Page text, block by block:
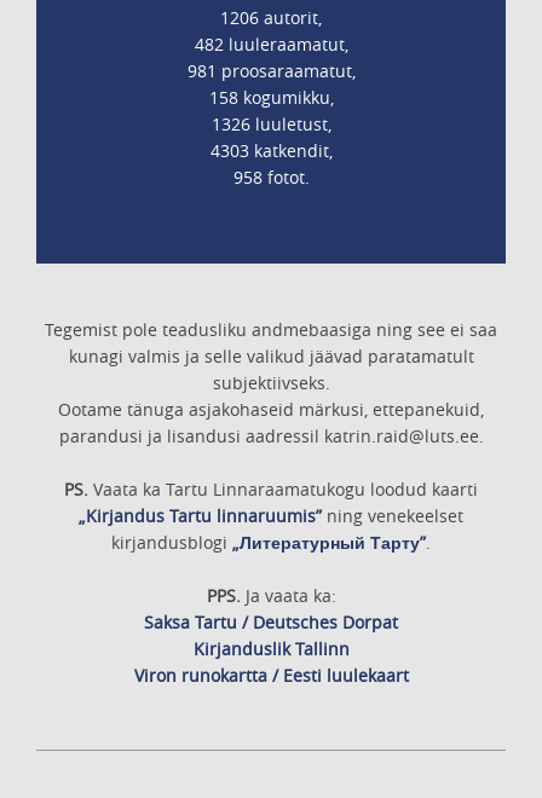
1206 autorit,
482 luuleraamatut,
981 proosaraamatut,
158 kogumikku,
1326 luuletust,
4303 katkendit,
958 fotot.
Tegemist pole teadusliku andmebaasiga ning see ei saa
kunagi valmis ja selle valikud jäävad paratamatult
subjektiivseks.
Ootame tänuga asjakohaseid märkusi, ettepanekuid,
parandusi ja lisandusi aadressil katrin.raid@luts.ee.
PS. Vaata ka Tartu Linnaraamatukogu loodud kaarti
„Kirjandus Tartu linnaruumis”ning venekeelset
kirjandusblogi „Литературный Тарту”.
PPS. Ja vaata ka:
Saksa Tartu / Deutsches Dorpat
Kirjanduslik Tallinn
Viron runokartta / Eesti luulekaart